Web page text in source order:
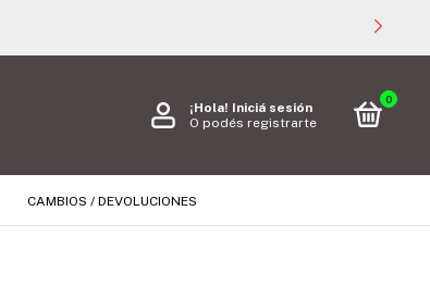
¡Hola! Iniciá sesión
O podés registrarte
0
CAMBIOS / DEVOLUCIONES